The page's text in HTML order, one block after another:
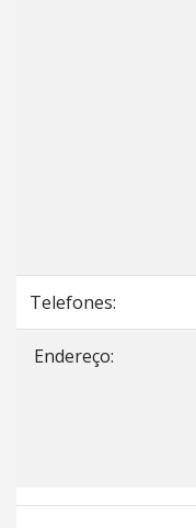
Telefones:
Endereço: